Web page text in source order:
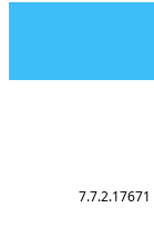
7.7.2.17671